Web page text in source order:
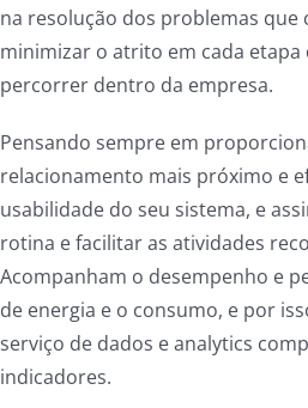
na resolução dos problemas que
minimizar o atrito em cada etapa
percorrer dentro da empresa.
Pensando sempre em
relacionamento mais próximo e
usabilidade do seu sistema, e
rotina e facilitar as atividades
Acompanham o desempenho e
de energia e o consumo, e por
serviço de dados e analytics
indicadores.